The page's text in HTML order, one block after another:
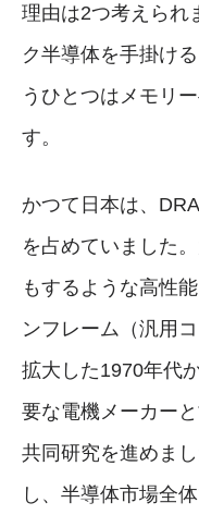
理由は2つ考えられ
ク半導体を手掛け
うひとつはメモリ
す。
かつて日本は、
を占めていました
もするような高性
ンフレーム（汎用
拡大した1970年代
要な電機メーカー
共同研究を進めま
し、半導体市場全